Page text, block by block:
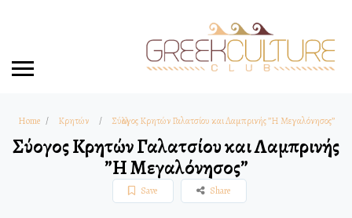
Home Κρητών Σύλλογος Κρητών Γαλατσίου και Λαμπρινής ”Η Μεγαλόνησος”
Σύλλογος Κρητών Γαλατσίου και Λαμπρινής
”Η Μεγαλόνησος”
Save Share